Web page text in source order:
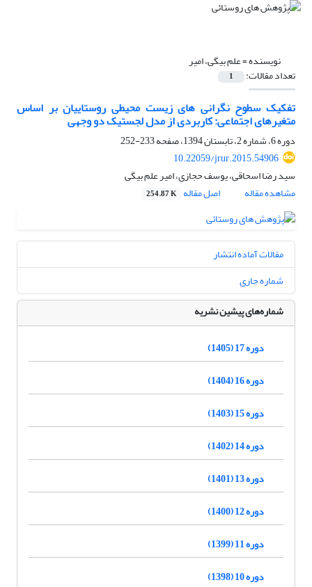
نویسنده =علم بیگی، امیر
تعداد مقالات: 1
تفکیک سطوح نگرانی های زیست محیطی روستاییان بر اساس
متغیرهای اجتماعی: کاربردی از مدل لجستیک دو وجهی
دوره 6، شماره 2، تابستان 1394، صفحه
233-252
10.22059/jrur.2015.54906
سید رضا اسحاقی، یوسف حجازی، امیر علم بیگی
مشاهده مقاله
اصل مقاله 254.87 K
مقالات آماده انتشار
شماره جاری
شماره‌های پیشین نشریه
دوره 17 (1405)
دوره 16 (1404)
دوره 15 (1403)
دوره 14 (1402)
دوره 13 (1401)
دوره 12 (1400)
دوره 11 (1399)
دوره 10 (1398)